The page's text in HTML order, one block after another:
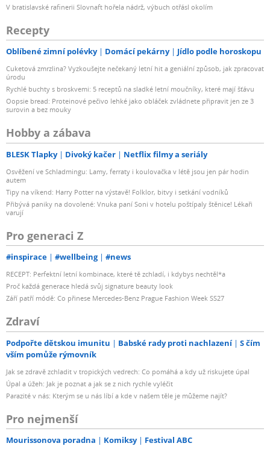
V bratislavské rafinerii Slovnaft hořela nádrž, výbuch otřásl okolím
Recepty
Oblíbené zimní polévky Domácí pekárny Jídlo podle horoskopu
Cuketová zmrzlina? Vyzkoušejte nečekaný letní hit a geniální způsob, jak zpracovat
úrodu
Rychlé buchty s broskvemi: 5 receptů na sladké letní moučníky, které mají šťávu
Oopsie bread: Proteinové pečivo lehké jako obláček zvládnete připravit jen ze 3
surovin a bez mouky
Hobby a zábava
BLESK Tlapky Divoký kačer Netflix filmy a seriály
Osvěžení ve Schladmingu: Lamy, ferraty i koulovačka v létě jsou jen pár hodin
autem
Tipy na víkend: Harry Potter na výstavě! Folklor, bitvy i setkání vodníků
Přibývá paniky na dovolené: Vnuka paní Soni v hotelu poštípaly štěnice! Lékaři
varují
Pro generaci Z
#inspirace #wellbeing #news
RECEPT: Perfektní letní kombinace, které tě zchladí, i kdybys nechtěl*a
Proč každá generace hledá svůj signature beauty look
Září patří módě: Co přinese Mercedes-Benz Prague Fashion Week SS27
Zdraví
Podpořte dětskou imunitu Babské rady proti nachlazení
S čím
vším pomůže rýmovník
Jak se zdravě zchladit v tropických vedrech: Co pomáhá a kdy už riskujete úpal
Úpal a úžeh: Jak je poznat a jak se z nich rychle vyléčit
Parazité v nás: Kterým se u nás líbí a kde v našem těle je můžeme najít?
Pro nejmenší
Mourissonova poradna Komiksy Festival ABC